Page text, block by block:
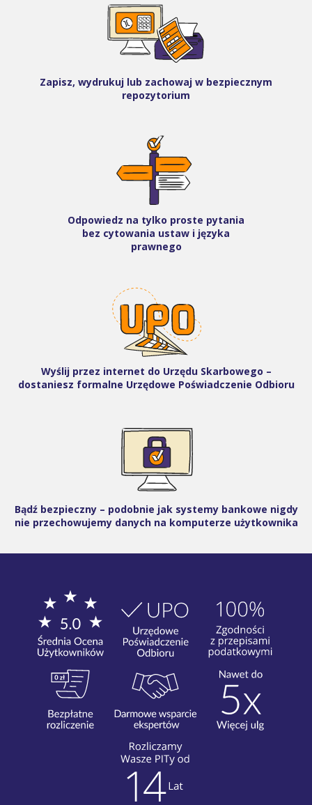
Zapisz, wydrukuj lub zachowaj w bezpiecznym
repozytorium
Odpowiedz na tylko proste pytania
bez cytowania ustaw i języka
prawnego
Wyślij przez internet do Urzędu Skarbowego –
dostaniesz formalne Urzędowe Poświadczenie Odbioru
Bądź bezpieczny – podobnie jak systemy bankowe nigdy
nie przechowujemy danych na komputerze użytkownika